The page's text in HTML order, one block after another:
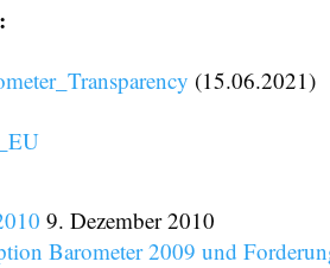
(15.06.2021)
9. Dezember 2010
Barometer 2009 und